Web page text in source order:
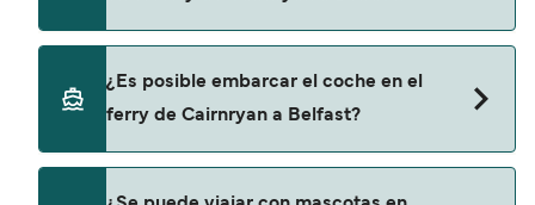
Además, también puedes consultar nuestra
página de ofertas para descrubrir las últimas
navieras.
Cairnryan a Belfast con:
¿Es posible embarcar el coche en el
ferry de Cairnryan a Belfast?